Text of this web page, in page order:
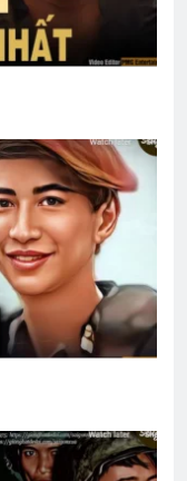
(Rabindranath
Xưa
Thống
Đạt Thịnh K6